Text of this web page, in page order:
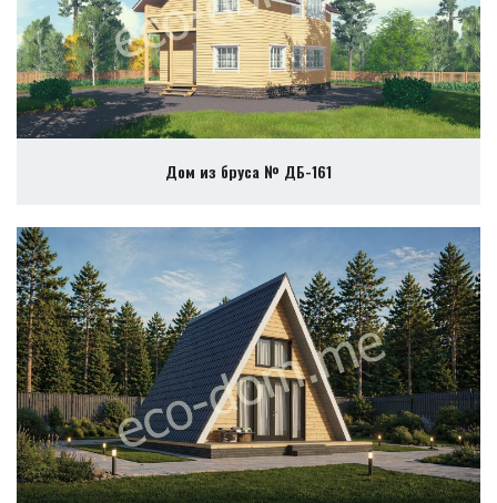
Дом из бруса № ДБ-161